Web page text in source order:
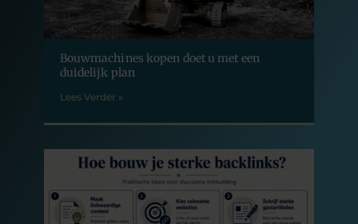
Bouwmachines kopen doet u met een
duidelijk plan
Lees Verder »